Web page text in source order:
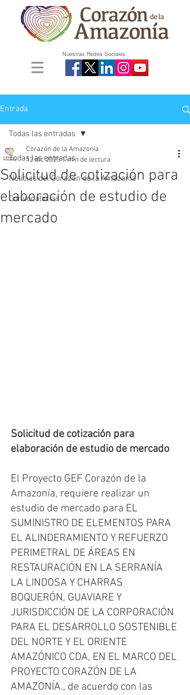
Nuestras Redes Sociales
Entrada
Todas las entradas
Noticias del Corazón de la Amazonía
Convocatorias
Todas las entradas
Solicitud de cotización para
elaboración de estudio de
mercado
Corazón de la Amazonía
12 dic 2025 1 min de lectura
Solicitud de cotización para
elaboración de estudio de mercado
El Proyecto GEF Corazón de la
Amazonía, requiere realizar un
estudio de mercado para EL
SUMINISTRO DE ELEMENTOS PARA
EL ALINDERAMIENTO Y REFUERZO
PERIMETRAL DE ÁREAS EN
RESTAURACIÓN EN LA SERRANÍA
LA LINDOSA Y CHARRAS
BOQUERÓN, GUAVIARE Y
JURISDICCIÓN DE LA CORPORACIÓN
PARA EL DESARROLLO SOSTENIBLE
DEL NORTE Y EL ORIENTE
AMAZÓNICO CDA, EN EL MARCO DEL
PROYECTO CORAZÓN DE LA
AMAZONÍA., de acuerdo con las